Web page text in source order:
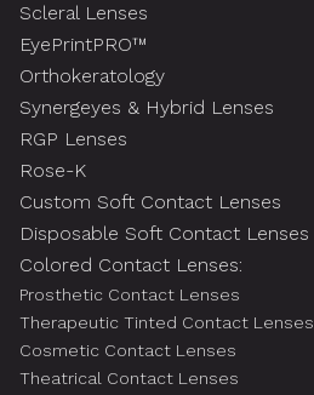
Scleral Lenses
EyePrintPRO™
Orthokeratology
Synergeyes & Hybrid Lenses
RGP Lenses
Rose-K
Custom Soft Contact Lenses
Disposable Soft Contact Lenses
Colored Contact Lenses:
Prosthetic Contact Lenses
Therapeutic Tinted Contact Lenses
Cosmetic Contact Lenses
Theatrical Contact Lenses